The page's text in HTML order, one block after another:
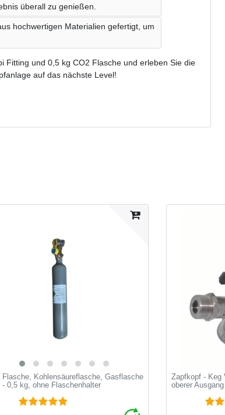
überall zu genießen.
hochwertigen Materialien gefertigt, um
Fitting und 0,5 kg CO2 Flasche und erleben Sie die
auf das nächste Level!
Flasche, Kohlensäureflasche, Gasflasche
- 0,5 kg, ohne Flaschenhalter
Zapfkopf - Keg
oberer